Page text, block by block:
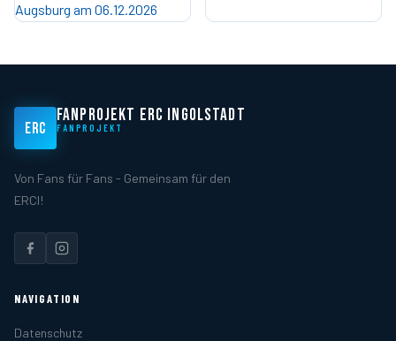
Augsburg am 06.12.2026
ERC
FANPROJEKT ERC INGOLSTADT
FANPROJEKT
Von Fans für Fans - Gemeinsam für den
ERCI!
NAVIGATION
Datenschutz